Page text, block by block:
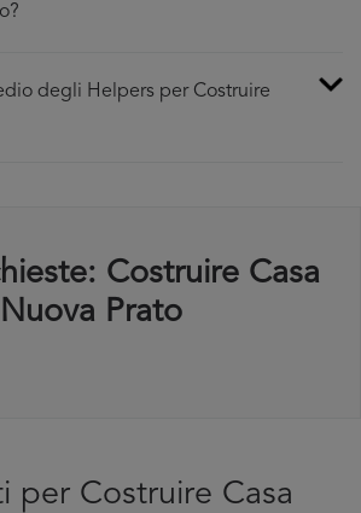
degli Helpers per Costruire
Costruire Casa
Nuova Prato
per Costruire Casa